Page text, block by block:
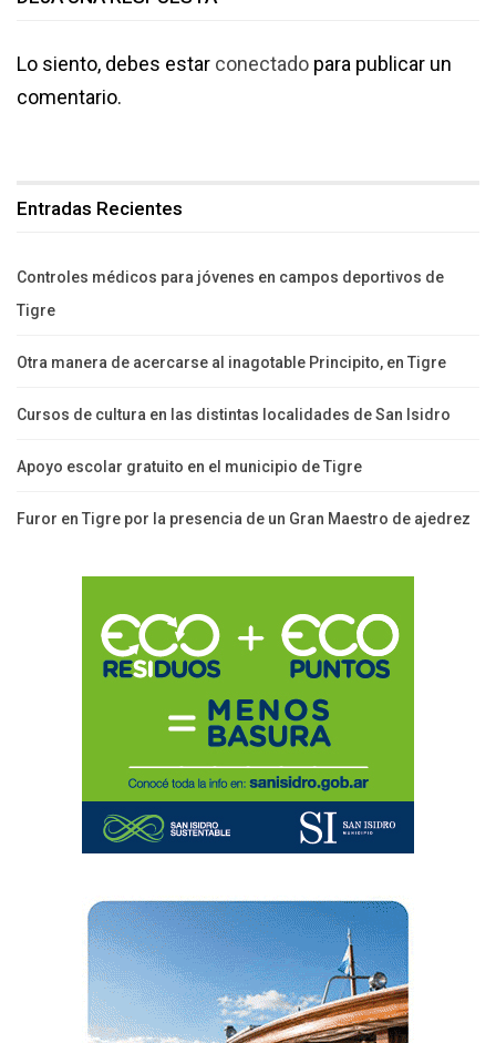
Lo siento, debes estar conectado para publicar un
comentario.
Entradas Recientes
Controles médicos para jóvenes en campos deportivos de
Tigre
Otra manera de acercarse al inagotable Principito, en Tigre
Cursos de cultura en las distintas localidades de San Isidro
Apoyo escolar gratuito en el municipio de Tigre
Furor en Tigre por la presencia de un Gran Maestro de ajedrez